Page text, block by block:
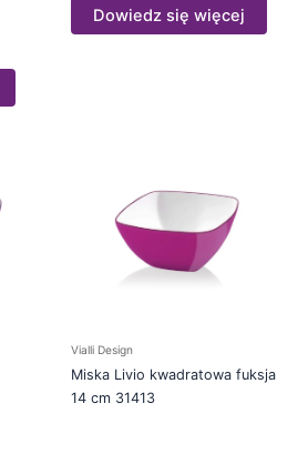
Dowiedz się więcej
Vialli Design
Miska Livio kwadratowa fuksja
14 cm 31413